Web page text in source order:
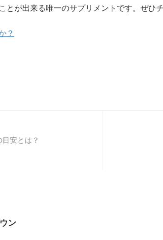
が出来る唯一のサプリメントです。ぜひ
？
安とは？
ン